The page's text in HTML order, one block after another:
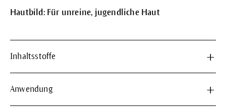
Hautbild: Für unreine, jugendliche Haut
Inhaltsstoffe
Anwendung